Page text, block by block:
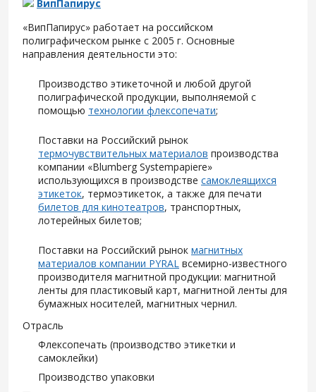
ВипПапирус
«ВипПапирус» работает на российском
полиграфическом рынке с 2005 г. Основные
направления деятельности это:
Производство этикеточной и любой другой
полиграфической продукции, выполняемой с
помощью технологии флексопечати;
Поставки на Российский рынок
термочувствительных материалов производства
компании «Blumberg Systempapiere»
использующихся в производстве самоклеящихся
этикеток, термоэтикеток, а также для печати
билетов для кинотеатров, транспортных,
лотерейных билетов;
Поставки на Российский рынок магнитных
материалов компании PYRAL всемирно-известного
производителя магнитной продукции: магнитной
ленты для пластиковый карт, магнитной ленты для
бумажных носителей, магнитных чернил.
Отрасль
Флексопечать (производство этикетки и
самоклейки)
Производство упаковки